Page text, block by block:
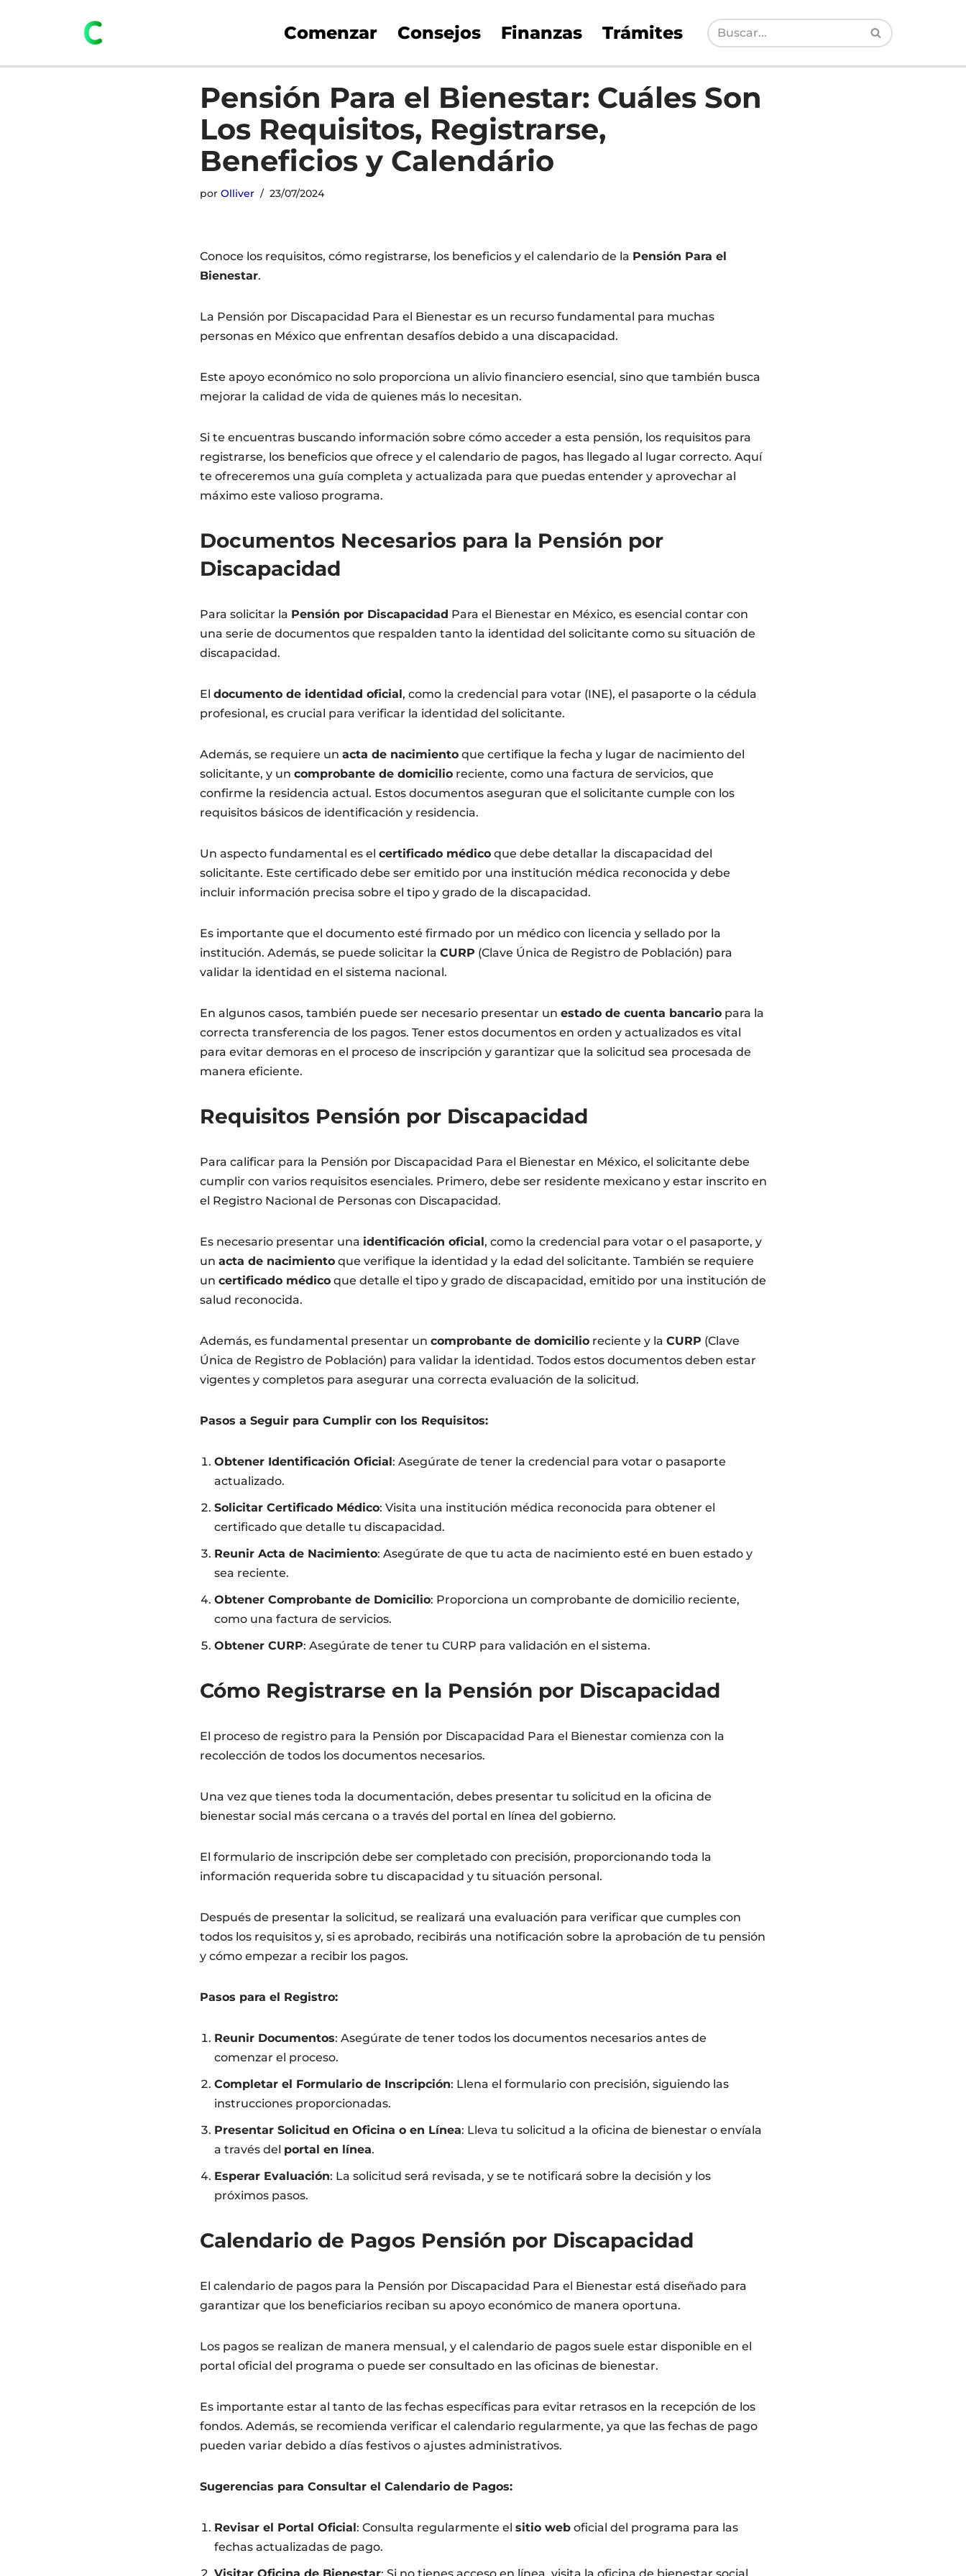
Comenzar Consejos Finanzas Trámites
Pensión Para el Bienestar: Cuáles Son
Los Requisitos, Registrarse,
Beneficios y Calendário
por Olliver 23/07/2024
Conoce los requisitos, cómo registrarse, los beneficios y el calendario de la Pensión Para el
Bienestar.
La Pensión por Discapacidad Para el Bienestar es un recurso fundamental para muchas
personas en México que enfrentan desafíos debido a una discapacidad.
Este apoyo económico no solo proporciona un alivio financiero esencial, sino que también busca
mejorar la calidad de vida de quienes más lo necesitan.
Si te encuentras buscando información sobre cómo acceder a esta pensión, los requisitos para
registrarse, los beneficios que ofrece y el calendario de pagos, has llegado al lugar correcto. Aquí
te ofreceremos una guía completa y actualizada para que puedas entender y aprovechar al
máximo este valioso programa.
Documentos Necesarios para la Pensión por
Discapacidad
Para solicitar la Pensión por Discapacidad Para el Bienestar en México, es esencial contar con
una serie de documentos que respalden tanto la identidad del solicitante como su situación de
discapacidad.
El documento de identidad oficial, como la credencial para votar (INE), el pasaporte o la cédula
profesional, es crucial para verificar la identidad del solicitante.
Además, se requiere un acta de nacimientoque certifique la fecha y lugar de nacimiento del
solicitante, y un comprobante de domicilioreciente, como una factura de servicios, que
confirme la residencia actual. Estos documentos aseguran que el solicitante cumple con los
requisitos básicos de identificación y residencia.
Un aspecto fundamental es el certificado médicoque debe detallar la discapacidad del
solicitante. Este certificado debe ser emitido por una institución médica reconocida y debe
incluir información precisa sobre el tipo y grado de la discapacidad.
Es importante que el documento esté firmado por un médico con licencia y sellado por la
institución. Además, se puede solicitar la CURP (Clave Única de Registro de Población) para
validar la identidad en el sistema nacional.
En algunos casos, también puede ser necesario presentar un estado de cuenta bancariopara la
correcta transferencia de los pagos. Tener estos documentos en orden y actualizados es vital
para evitar demoras en el proceso de inscripción y garantizar que la solicitud sea procesada de
manera eficiente.
Requisitos Pensión por Discapacidad
Para calificar para la Pensión por Discapacidad Para el Bienestar en México, el solicitante debe
cumplir con varios requisitos esenciales. Primero, debe ser residente mexicano y estar inscrito en
el Registro Nacional de Personas con Discapacidad.
Es necesario presentar una identificación oficial, como la credencial para votar o el pasaporte, y
un acta de nacimientoque verifique la identidad y la edad del solicitante. También se requiere
un certificado médicoque detalle el tipo y grado de discapacidad, emitido por una institución de
salud reconocida.
Además, es fundamental presentar un comprobante de domicilioreciente y la CURP (Clave
Única de Registro de Población) para validar la identidad. Todos estos documentos deben estar
vigentes y completos para asegurar una correcta evaluación de la solicitud.
Pasos a Seguir para Cumplir con los Requisitos:
Obtener Identificación Oficial: Asegúrate de tener la credencial para votar o pasaporte
actualizado.
Solicitar Certificado Médico: Visita una institución médica reconocida para obtener el
certificado que detalle tu discapacidad.
Reunir Acta de Nacimiento: Asegúrate de que tu acta de nacimiento esté en buen estado y
sea reciente.
Obtener Comprobante de Domicilio: Proporciona un comprobante de domicilio reciente,
como una factura de servicios.
Obtener CURP: Asegúrate de tener tu CURP para validación en el sistema.
Cómo Registrarse en la Pensión por Discapacidad
El proceso de registro para la Pensión por Discapacidad Para el Bienestar comienza con la
recolección de todos los documentos necesarios.
Una vez que tienes toda la documentación, debes presentar tu solicitud en la oficina de
bienestar social más cercana o a través del portal en línea del gobierno.
El formulario de inscripción debe ser completado con precisión, proporcionando toda la
información requerida sobre tu discapacidad y tu situación personal.
Después de presentar la solicitud, se realizará una evaluación para verificar que cumples con
todos los requisitos y, si es aprobado, recibirás una notificación sobre la aprobación de tu pensión
y cómo empezar a recibir los pagos.
Pasos para el Registro:
Reunir Documentos: Asegúrate de tener todos los documentos necesarios antes de
comenzar el proceso.
Completar el Formulario de Inscripción: Llena el formulario con precisión, siguiendo las
instrucciones proporcionadas.
Presentar Solicitud en Oficina o en Línea: Lleva tu solicitud a la oficina de bienestar o envíala
a través del portal en línea.
Esperar Evaluación: La solicitud será revisada, y se te notificará sobre la decisión y los
próximos pasos.
Calendario de Pagos Pensión por Discapacidad
El calendario de pagos para la Pensión por Discapacidad Para el Bienestar está diseñado para
garantizar que los beneficiarios reciban su apoyo económico de manera oportuna.
Los pagos se realizan de manera mensual, y el calendario de pagos suele estar disponible en el
portal oficial del programa o puede ser consultado en las oficinas de bienestar.
Es importante estar al tanto de las fechas específicas para evitar retrasos en la recepción de los
fondos. Además, se recomienda verificar el calendario regularmente, ya que las fechas de pago
pueden variar debido a días festivos o ajustes administrativos.
Sugerencias para Consultar el Calendario de Pagos:
Revisar el Portal Oficial: Consulta regularmente el sitio weboficial del programa para las
fechas actualizadas de pago.